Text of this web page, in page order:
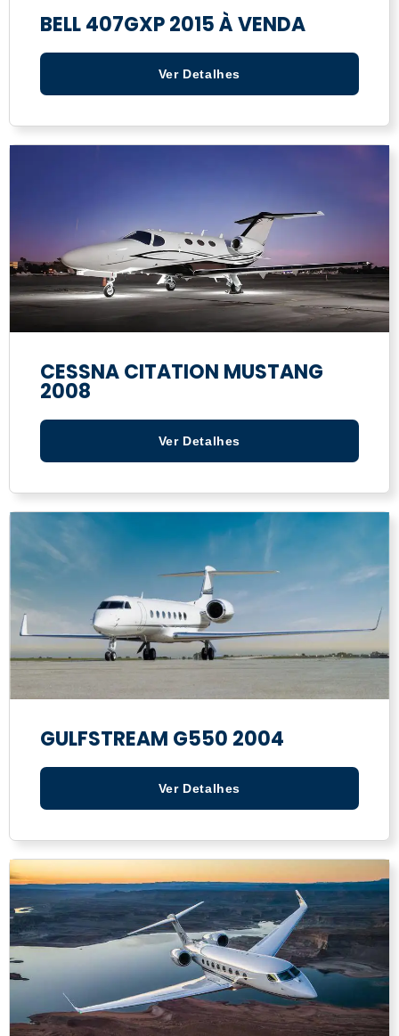
BELL 407GXP 2015 À VENDA
Ver Detalhes
CESSNA CITATION MUSTANG
2008
Ver Detalhes
GULFSTREAM G550 2004
Ver Detalhes